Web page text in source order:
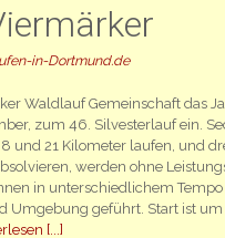
in-Dortmund.de
Waldlauf Gemeinschaft das
zum 46. Silvesterlauf ein.
und 21 Kilometer laufen, und
werden ohne
in unterschiedlichem
Umgebung geführt. Start ist um
[...]